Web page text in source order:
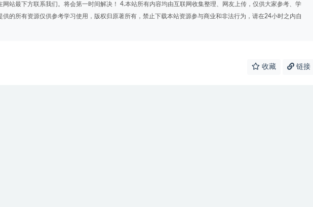
站最下方联系我们。将会第一时间解决！ 4.本站所有内容均由互联网收集整理、网友上传，仅供大家参考、学
的所有资源仅供参考学习使用，版权归原著所有，禁止下载本站资源参与商业和非法行为，请在24小时之内自
收藏 链接